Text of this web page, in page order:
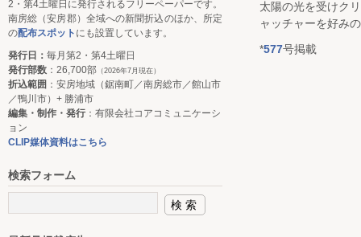
太陽の光を受けク
ャッチャーを好み
*577号掲載
2・第4土曜日に発行されるフリーペーパーです。
南房総（安房郡）全域への新聞折込のほか、所定
の配布スポット にも設置しています。
発行日： 毎月第2・第4土曜日
発行部数 ：26,700部 （2026年7月現在）
折込範囲 ：安房地域（鋸南町／南房総市／館山市
／鴨川市）+ 勝浦市
編集・制作・発行：有限会社コアコミュニケーシ
ョン
CLIP媒体資料はこちら
検索フォーム